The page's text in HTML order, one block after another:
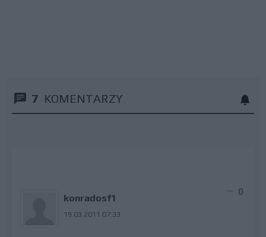
7 KOMENTARZY
konradosf1
19.03.2011 07:33
0